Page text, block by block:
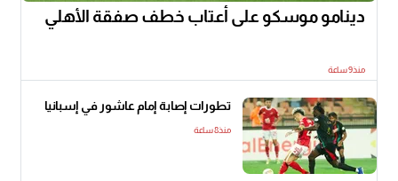
دينامو موسكو على أعتاب خطف صفقة الأهلي
منذ9 ساعة
تطورات إصابة إمام عاشور في إسبانيا
منذ8 ساعة